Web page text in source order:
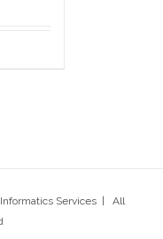
Services | All